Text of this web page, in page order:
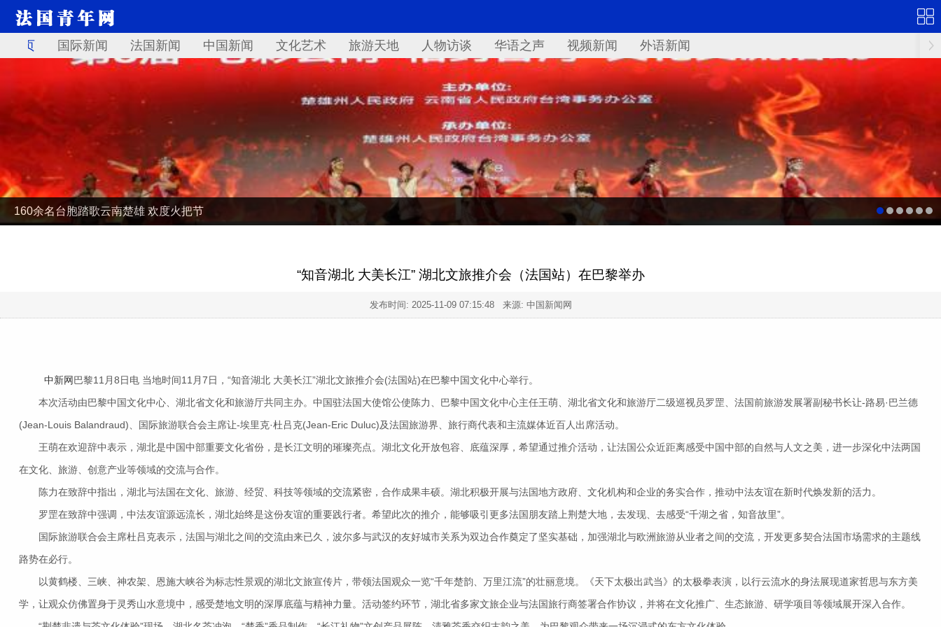
首页 国际新闻 法国新闻 中国新闻 文化艺术 旅游天地 人物访谈 华语之声 视频新闻 外语新闻
160余名台胞踏歌云南楚雄 欢度火把节
“知音湖北 大美长江” 湖北文旅推介会（法国站）在巴黎举办
发布时间: 2025-11-09 07:15:48来源: 中国新闻网
中新网巴黎11月8日电 当地时间11月7日，“知音湖北 大美长江”湖北文旅推介会(法国站)在巴黎中国文化中心举行。
本次活动由巴黎中国文化中心、湖北省文化和旅游厅共同主办。中国驻法国大使馆公使陈力、巴黎中国文化中心主任王萌、湖北省文化和旅游厅二级巡视员罗罡、法国前旅游发展署副秘书长让-路易·巴兰德
(Jean-Louis Balandraud)、国际旅游联合会主席让-埃里克·杜吕克(Jean-Eric Duluc)及法国旅游界、旅行商代表和主流媒体近百人出席活动。
王萌在欢迎辞中表示，湖北是中国中部重要文化省份，是长江文明的璀璨亮点。湖北文化开放包容、底蕴深厚，希望通过推介活动，让法国公众近距离感受中国中部的自然与人文之美，进一步深化中法两国
在文化、旅游、创意产业等领域的交流与合作。
陈力在致辞中指出，湖北与法国在文化、旅游、经贸、科技等领域的交流紧密，合作成果丰硕。湖北积极开展与法国地方政府、文化机构和企业的务实合作，推动中法友谊在新时代焕发新的活力。
罗罡在致辞中强调，中法友谊源远流长，湖北始终是这份友谊的重要践行者。希望此次的推介，能够吸引更多法国朋友踏上荆楚大地，去发现、去感受“千湖之省，知音故里”。
国际旅游联合会主席杜吕克表示，法国与湖北之间的交流由来已久，波尔多与武汉的友好城市关系为双边合作奠定了坚实基础，加强湖北与欧洲旅游从业者之间的交流，开发更多契合法国市场需求的主题线
路势在必行。
以黄鹤楼、三峡、神农架、恩施大峡谷为标志性景观的湖北文旅宣传片，带领法国观众一览“千年楚韵、万里江流”的壮丽意境。《天下太极出武当》的太极拳表演，以行云流水的身法展现道家哲思与东方美
学，让观众仿佛置身于灵秀山水意境中，感受楚地文明的深厚底蕴与精神力量。活动签约环节，湖北省多家文旅企业与法国旅行商签署合作协议，并将在文化推广、生态旅游、研学项目等领域展开深入合作。